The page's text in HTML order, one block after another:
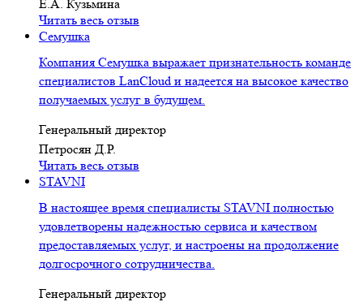
Е.А. Кузьмина
Читать весь отзыв
Семушка
Компания Семушка выражает признательность команде
специалистов LanCloud и надеется на высокое качество
получаемых услуг в будущем.
Генеральный директор
Петросян Д.Р.
Читать весь отзыв
STAVNI
В настоящее время специалисты STAVNI полностью
удовлетворены надежностью сервиса и качеством
предоставляемых услуг, и настроены на продолжение
долгосрочного сотрудничества.
Генеральный директор